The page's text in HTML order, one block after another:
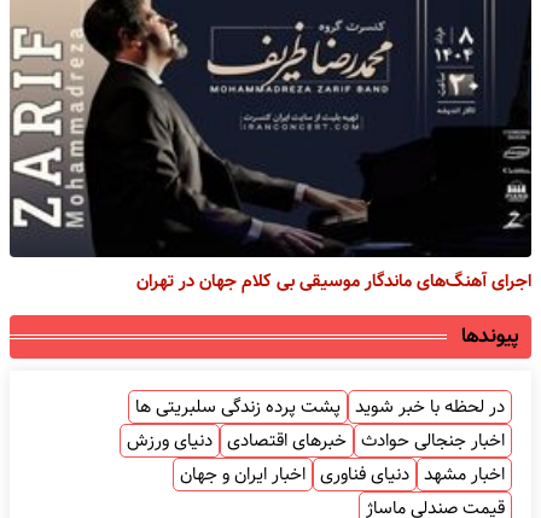
اجرای آهنگ‌های ماندگار موسیقی بی کلام جهان در تهران
پیوندها
در لحظه با خبر شوید پشت پرده زندگی سلبریتی ها
اخبار جنجالی حوادث خبرهای اقتصادی دنیای ورزش
اخبار مشهد دنیای فناوری اخبار ایران و جهان
قیمت صندلی ماساژ